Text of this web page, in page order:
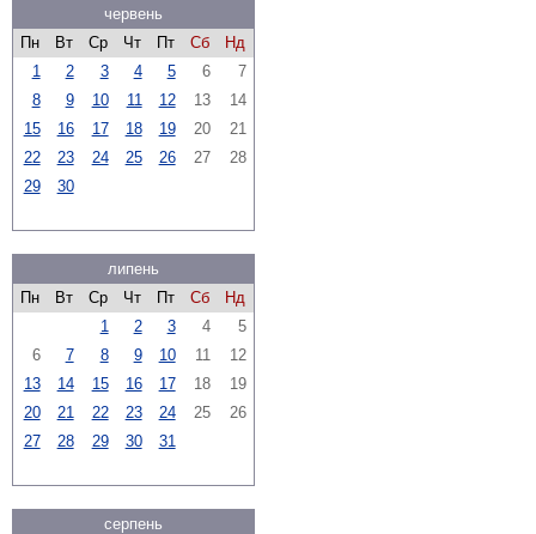
червень
Пн
Вт Ср Чт Пт Сб
Нд
1
2 3 4 5 6
7
8
9 10 11 12 13
14
15
16 17 18 19 20
21
22
23 24 25 26 27
28
29
30
липень
Пн
Вт Ср Чт Пт Сб
Нд
1
2 3 4
5
6
7 8 9 10 11
12
13
14 15 16 17 18
19
20
21 22 23 24 25
26
27
28 29 30 31
серпень